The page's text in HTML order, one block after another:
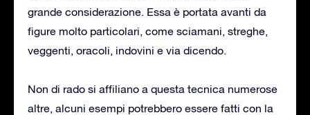
grande considerazione. Essa è portata avanti da
figure molto particolari, come sciamani, streghe,
veggenti, oracoli, indovini e via dicendo.
Non di rado si affiliano a questa tecnica numerose
altre, alcuni esempi potrebbero essere fatti con la